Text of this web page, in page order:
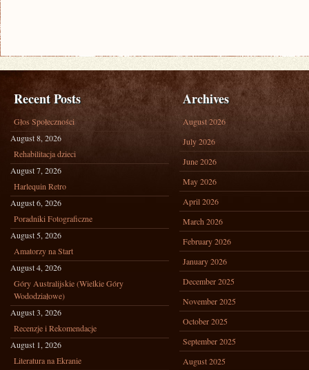
Recent Posts
Głos Społeczności
August 8, 2026
Rehabilitacja dzieci
August 7, 2026
Harlequin Retro
August 6, 2026
Poradniki Fotograficzne
August 5, 2026
Amatorzy na Start
August 4, 2026
Góry Australijskie (Wielkie Góry
Wododziałowe)
August 3, 2026
Recenzje i Rekomendacje
August 1, 2026
Literatura na Ekranie
Archives
August 2026
July 2026
June 2026
May 2026
April 2026
March 2026
February 2026
January 2026
December 2025
November 2025
October 2025
September 2025
August 2025